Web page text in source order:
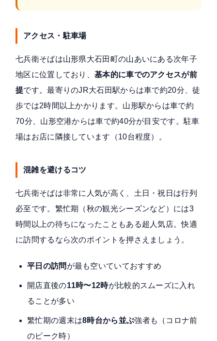
アクセス・駐車場
七兵衛そばは山形県大石田町の山あいにある次年子
地区に位置しており、基本的に車でのアクセスが前
提です。最寄りのJR大石田駅からは車で約20分、徒
歩では2時間以上かかります。山形駅からは車で約
70分、山形空港からは車で約40分が目安です。駐車
場はお店に隣接しています（10台程度）。
混雑を避けるコツ
七兵衛そばは非常に人気が高く、土日・祝日は行列
必至です。繁忙期（秋の観光シーズンなど）には3
時間以上の待ちになったこともある超人気店。快適
に訪問するなら次のポイントを押さえましょう。
平日の訪問 が最も空いていておすすめ
開店直後の11時〜12時が比較的スムーズに入れ
ることが多い
繁忙期の週末は8時台から並ぶ強者も（コロナ前
のピーク時）